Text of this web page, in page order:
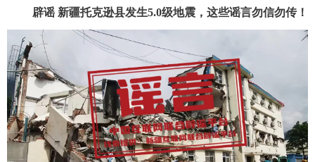
辟谣 新疆托克逊县发生5.0级地震，这些谣言勿信勿传！